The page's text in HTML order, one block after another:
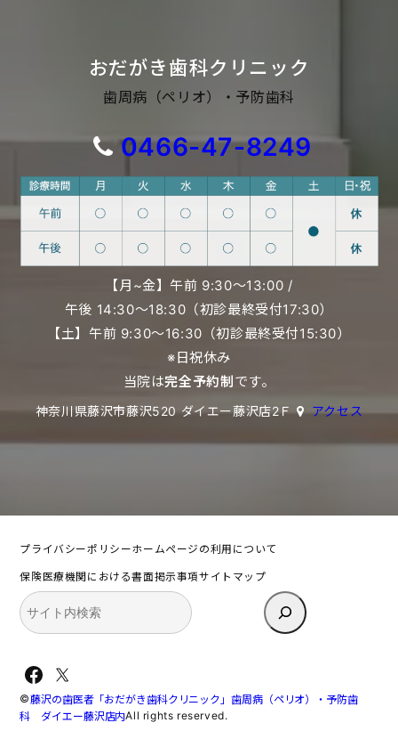
おだがき歯科クリニック
歯周病（ペリオ）・予防歯科
0466-47-8249
【月~金】午前 9:30〜13:00 /
午後 14:30〜18:30（初診最終受付17:30）
【土】午前 9:30〜16:30（初診最終受付15:30）
※日祝休み
当院は完全予約制です。
神奈川県藤沢市藤沢520 ダイエー藤沢店2Ｆ アクセス
プライバシーポリシーホームページの利用について
保険医療機関における書面掲示事項サイトマップ
検
索
Facebook
X
©藤沢の歯医者「おだがき歯科クリニック」歯周病（ペリオ）・予防歯
科 ダイエー藤沢店内All rights reserved.